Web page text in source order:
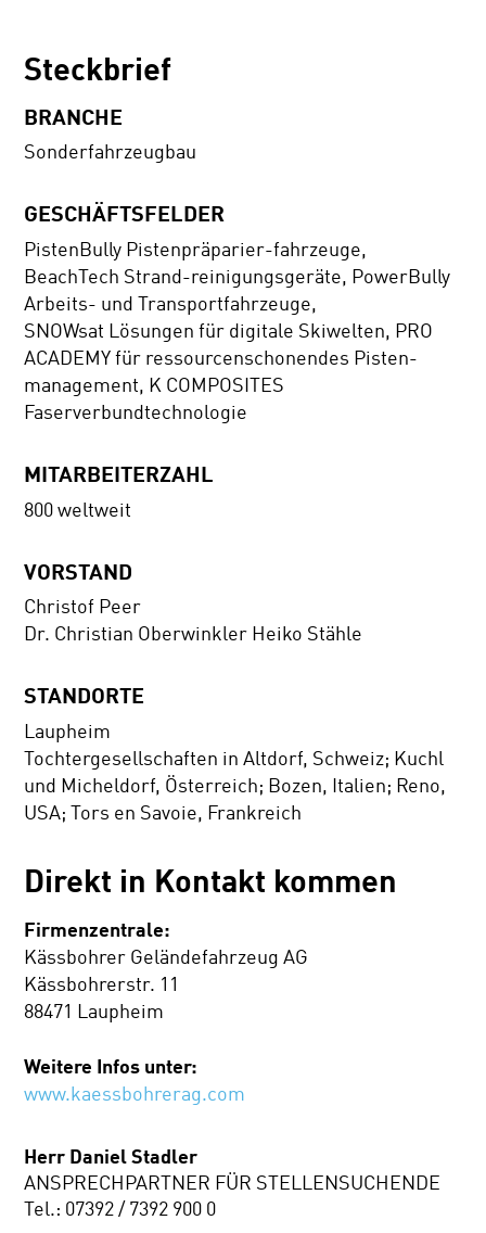
Steckbrief
BRANCHE
Sonderfahrzeugbau
GESCHÄFTSFELDER
PistenBully Pistenpräparier-fahrzeuge,
BeachTech Strand-reinigungsgeräte, PowerBully
Arbeits- und Transportfahrzeuge,
SNOWsat Lösungen für digitale Skiwelten, PRO
ACADEMY für ressourcenschonendes Pisten-
management, K COMPOSITES
Faserverbundtechnologie
MITARBEITERZAHL
800 weltweit
VORSTAND
Christof Peer
Dr. Christian Oberwinkler Heiko Stähle
STANDORTE
Laupheim
Tochtergesellschaften in Altdorf, Schweiz; Kuchl
und Micheldorf, Österreich; Bozen, Italien; Reno,
USA; Tors en Savoie, Frankreich
Direkt in Kontakt kommen
Firmenzentrale:
Kässbohrer Geländefahrzeug AG
Kässbohrerstr. 11
88471 Laupheim
Weitere Infos unter:
www.kaessbohrerag.com
Herr Daniel Stadler
ANSPRECHPARTNER FÜR STELLENSUCHENDE
Tel.: 07392 / 7392 900 0